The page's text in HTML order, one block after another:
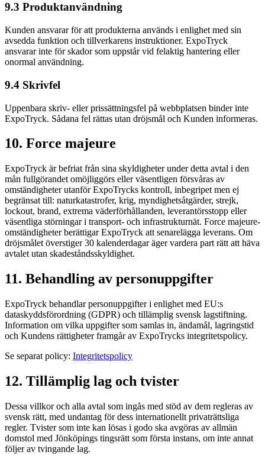
9.3 Produktanvändning
Kunden ansvarar för att produkterna används i enlighet med sin
avsedda funktion och tillverkarens instruktioner. ExpoTryck
ansvarar inte för skador som uppstår vid felaktig hantering eller
onormal användning.
9.4 Skrivfel
Uppenbara skriv- eller prissättningsfel på webbplatsen binder inte
ExpoTryck. Sådana fel rättas utan dröjsmål och Kunden informeras.
10. Force majeure
ExpoTryck är befriat från sina skyldigheter under detta avtal i den
mån fullgörandet omöjliggörs eller väsentligen försvåras av
omständigheter utanför ExpoTrycks kontroll, inbegripet men ej
begränsat till: naturkatastrofer, krig, myndighetsåtgärder, strejk,
lockout, brand, extrema väderförhållanden, leverantörsstopp eller
väsentliga störningar i transport- och infrastrukturnät. Force majeure-
omständigheter berättigar ExpoTryck att senarelägga leverans. Om
dröjsmålet överstiger 30 kalenderdagar äger vardera part rätt att häva
avtalet utan skadeståndsskyldighet.
11. Behandling av personuppgifter
ExpoTryck behandlar personuppgifter i enlighet med EU:s
dataskyddsförordning (GDPR) och tillämplig svensk lagstiftning.
Information om vilka uppgifter som samlas in, ändamål, lagringstid
och Kundens rättigheter framgår av ExpoTrycks integritetspolicy.
Se separat policy: Integritetspolicy
12. Tillämplig lag och tvister
Dessa villkor och alla avtal som ingås med stöd av dem regleras av
svensk rätt, med undantag för dess internationellt privaträttsliga
regler. Tvister som inte kan lösas i godo ska avgöras av allmän
domstol med Jönköpings tingsrätt som första instans, om inte annat
följer av tvingande lag.